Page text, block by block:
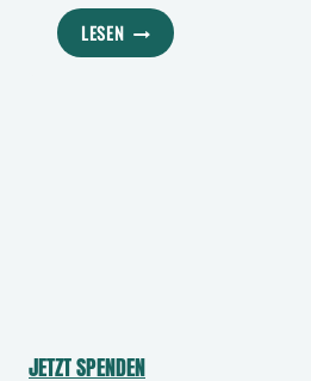
LESENTPP
GIBT
LEBENSRÄUMEN
JETZT SPENDEN